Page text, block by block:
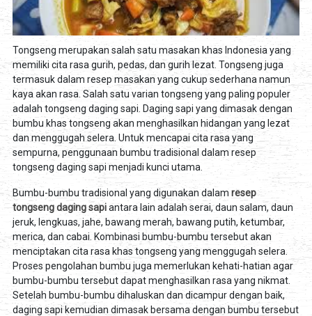
Tongseng merupakan salah satu masakan khas Indonesia yang
memiliki cita rasa gurih, pedas, dan gurih lezat. Tongseng juga
termasuk dalam resep masakan yang cukup sederhana namun
kaya akan rasa. Salah satu varian tongseng yang paling populer
adalah tongseng daging sapi. Daging sapi yang dimasak dengan
bumbu khas tongseng akan menghasilkan hidangan yang lezat
dan menggugah selera. Untuk mencapai cita rasa yang
sempurna, penggunaan bumbu tradisional dalam resep
tongseng daging sapi menjadi kunci utama.
Bumbu-bumbu tradisional yang digunakan dalam resep
tongseng daging sapiantara lain adalah serai, daun salam, daun
jeruk, lengkuas, jahe, bawang merah, bawang putih, ketumbar,
merica, dan cabai. Kombinasi bumbu-bumbu tersebut akan
menciptakan cita rasa khas tongseng yang menggugah selera.
Proses pengolahan bumbu juga memerlukan kehati-hatian agar
bumbu-bumbu tersebut dapat menghasilkan rasa yang nikmat.
Setelah bumbu-bumbu dihaluskan dan dicampur dengan baik,
daging sapi kemudian dimasak bersama dengan bumbu tersebut